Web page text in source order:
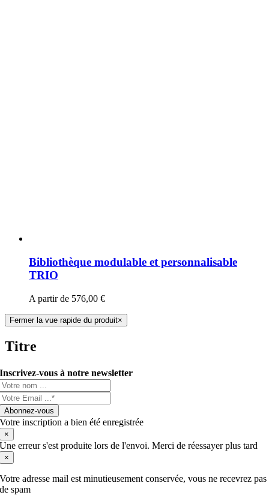
Bibliothèque modulable et personnalisable
TRIO
A partir de 576,00 €
Fermer la vue rapide du produit×
Titre
Inscrivez-vous à notre newsletter
Abonnez-vous
Votre inscription a bien été enregistrée
×
Une erreur s'est produite lors de l'envoi. Merci de réessayer plus tard
×
Votre adresse mail est minutieusement conservée, vous ne recevrez pas
de spam